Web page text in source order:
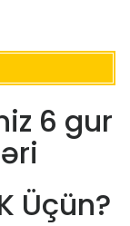
6 gur
Üçün?